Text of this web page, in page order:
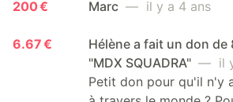
200 €
Marc — il y a 4 ans
6.67 €
Hélène a fait un don de
"MDX SQUADRA" — il y
Petit don pour qu'il n'y